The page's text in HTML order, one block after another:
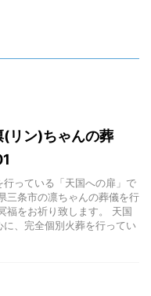
(リン)ちゃんの葬
行っている「天国への扉」で
三条市の凛ちゃんの葬儀を行
福をお祈り致します。 天国
、完全個別火葬を行ってい